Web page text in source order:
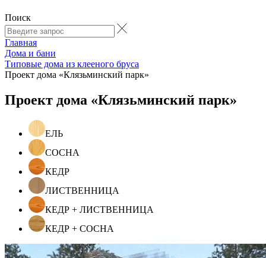
Поиск
Главная
Дома и бани
Типовые дома из клееного бруса
Проект дома «Клязьминский парк»
Проект дома «Клязьминский парк»
ЕЛЬ
СОСНА
КЕДР
ЛИСТВЕННИЦА
КЕДР + ЛИСТВЕННИЦА
КЕДР + СОСНА